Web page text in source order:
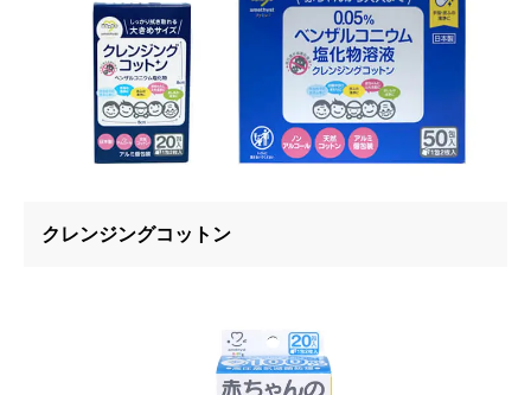
クレンジングコットン